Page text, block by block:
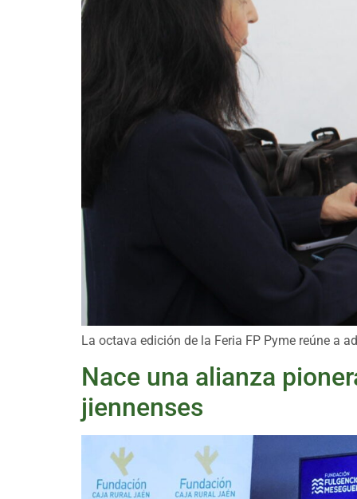
La octava edición de la Feria FP Pyme reúne a
Nace una alianza
jiennenses